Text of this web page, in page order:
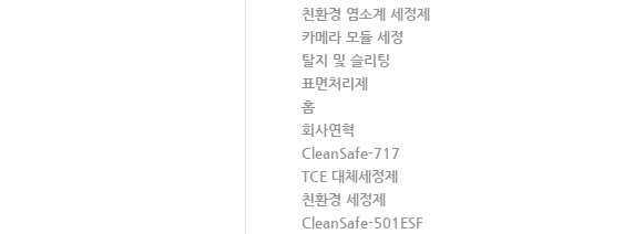
친환경 염소계 세정제
카메라 모듈 세정
탈지 및 슬리팅
표면처리제
홈
회사연혁
CleanSafe-717
TCE 대체세정제
친환경 세정제
CleanSafe-501ESF